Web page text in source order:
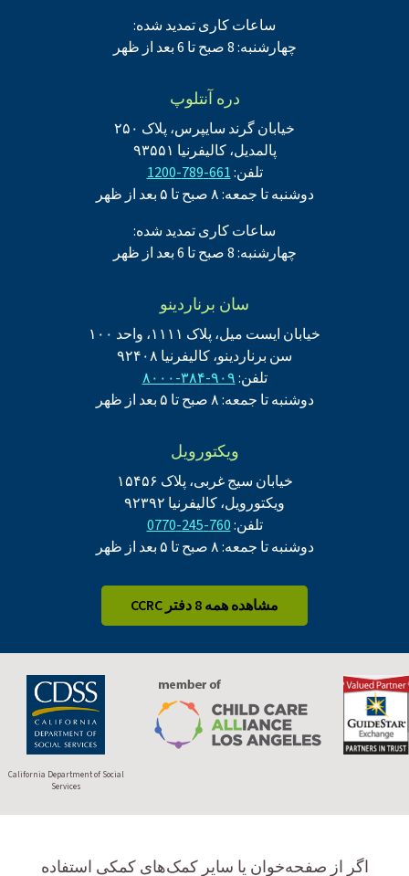
ساعات کاری تمدید شده:
چهارشنبه: 8 صبح تا 6 بعد از ظهر
دره آنتلوپ
خیابان گرند سایپرس، پلاک ۲۵۰
پالمدیل، کالیفرنیا ۹۳۵۵۱
تلفن:661-789-1200
دوشنبه تا جمعه: ۸ صبح تا ۵ بعد از ظهر
ساعات کاری تمدید شده:
چهارشنبه: 8 صبح تا 6 بعد از ظهر
سان برناردینو
خیابان ایست میل، پلاک ۱۱۱۱، واحد ۱۰۰
سن برناردینو، کالیفرنیا ۹۲۴۰۸
تلفن:۹۰۹-۳۸۴-۸۰۰۰
دوشنبه تا جمعه: ۸ صبح تا ۵ بعد از ظهر
ویکتورویل
خیابان سیج غربی، پلاک ۱۵۴۵۶
ویکتورویل، کالیفرنیا ۹۲۳۹۲
تلفن:760-245-0770
دوشنبه تا جمعه: ۸ صبح تا ۵ بعد از ظهر
مشاهده همه 8 دفتر CCRC
California Department of Social
Services
اگر از صفحه‌خوان یا سایر کمک‌های کمکی استفاده